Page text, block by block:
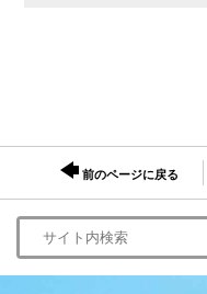
前のページに戻る